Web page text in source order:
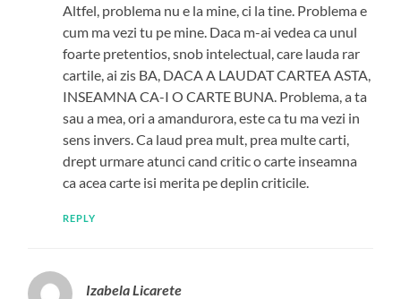
Altfel, problema nu e la mine, ci la tine. Problema e
cum ma vezi tu pe mine. Daca m-ai vedea ca unul
foarte pretentios, snob intelectual, care lauda rar
cartile, ai zis BA, DACA A LAUDAT CARTEA ASTA,
INSEAMNA CA-I O CARTE BUNA. Problema, a ta
sau a mea, ori a amandurora, este ca tu ma vezi in
sens invers. Ca laud prea mult, prea multe carti,
drept urmare atunci cand critic o carte inseamna
ca acea carte isi merita pe deplin criticile.
REPLY
Izabela Licarete